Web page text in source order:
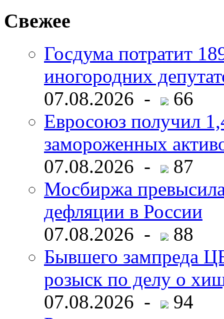
Свежее
Госдума потратит
иногородних
07.08.2026 -
66
Евросоюз получил
замороженных
07.08.2026 -
87
Мосбиржа
дефляции в России
07.08.2026 -
88
Бывшего зампреда
розыск по делу о
07.08.2026 -
94